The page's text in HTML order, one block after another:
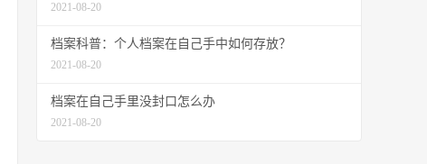
2021-08-20
档案科普：个人档案在自己手中如何存放？
2021-08-20
档案在自己手里没封口怎么办
2021-08-20